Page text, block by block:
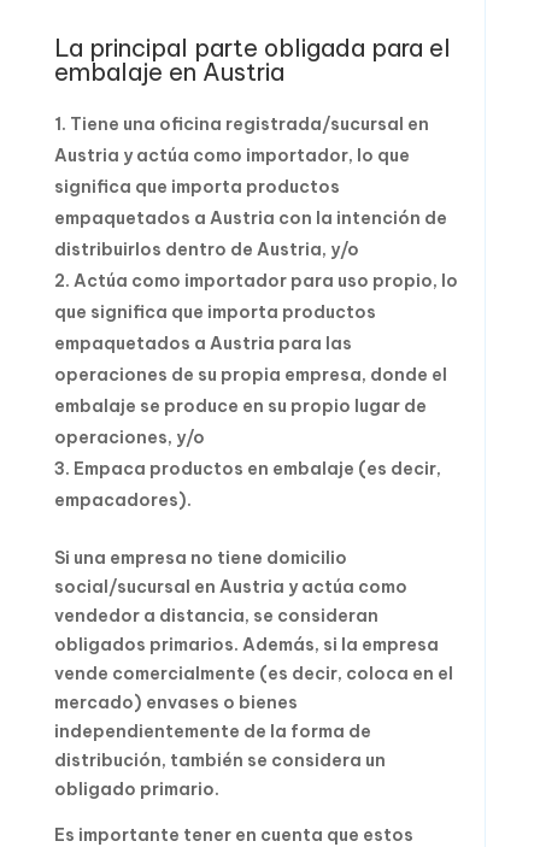
La principal parte obligada para el
embalaje en Austria
Tiene una oficina registrada/sucursal en
Austria y actúa como importador, lo que
significa que importa productos
empaquetados a Austria con la intención de
distribuirlos dentro de Austria, y/o
Actúa como importador para uso propio, lo
que significa que importa productos
empaquetados a Austria para las
operaciones de su propia empresa, donde el
embalaje se produce en su propio lugar de
operaciones, y/o
Empaca productos en embalaje (es decir,
empacadores).
Si una empresa no tiene domicilio
social/sucursal en Austria y actúa como
vendedor a distancia, se consideran
obligados primarios. Además, si la empresa
vende comercialmente (es decir, coloca en el
mercado) envases o bienes
independientemente de la forma de
distribución, también se considera un
obligado primario.
Es importante tener en cuenta que estos